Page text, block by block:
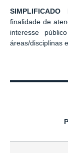
SIMPLIFICADO
finalidade de
interesse
áreas/disciplinas